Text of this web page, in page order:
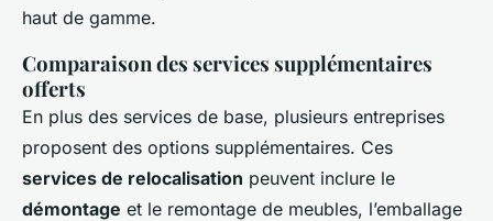
haut de gamme.
Comparaison des services supplémentaires
offerts
En plus des services de base, plusieurs entreprises
proposent des options supplémentaires. Ces
services de relocalisation peuvent inclure le
démontage et le remontage de meubles, l’emballage